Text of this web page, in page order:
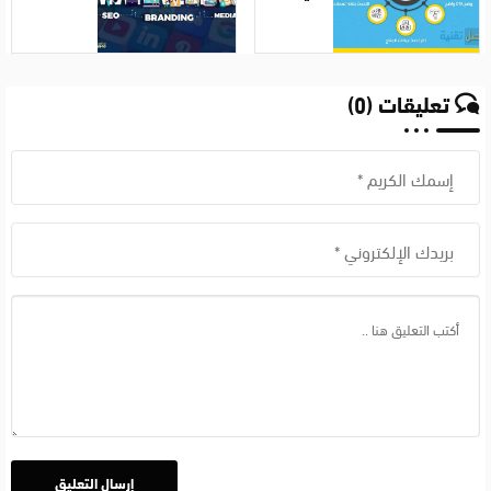
الحملات
على منافسيك
تعليقات (0)